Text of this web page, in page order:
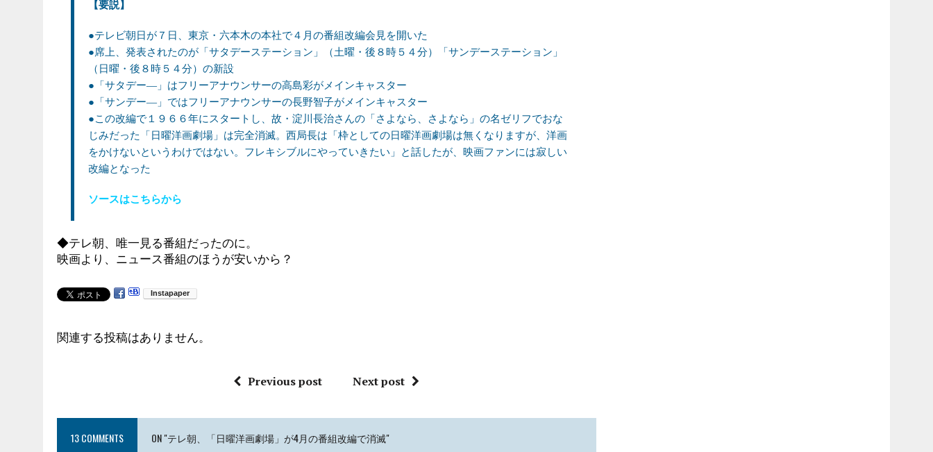
【要説】
●テレビ朝日が７日、東京・六本木の本社で４月の番組改編会見を開いた
●席上、発表されたのが「サタデーステーション」（土曜・後８時５４分）「サンデーステーション」
（日曜・後８時５４分）の新設
●「サタデー―」はフリーアナウンサーの高島彩がメインキャスター
●「サンデー―」ではフリーアナウンサーの長野智子がメインキャスター
●この改編で１９６６年にスタートし、故・淀川長治さんの「さよなら、さよなら」の名ゼリフでおな
じみだった「日曜洋画劇場」は完全消滅。西局長は「枠としての日曜洋画劇場は無くなりますが、洋画
をかけないというわけではない。フレキシブルにやっていきたい」と話したが、映画ファンには寂しい
改編となった
ソースはこちらから
◆テレ朝、唯一見る番組だったのに。
映画より、ニュース番組のほうが安いから？
関連する投稿はありません。
Previous post Next post
13 COMMENTS ON "テレ朝、「日曜洋画劇場」が4月の番組改編で消滅"